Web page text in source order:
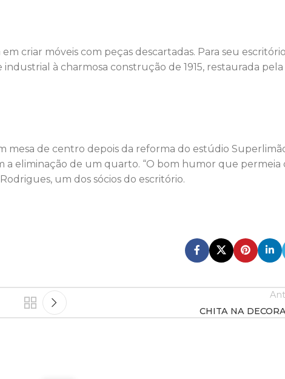
criar móveis com peças descartadas. Para seu
à charmosa construção de 1915, restaurada pela
mesa de centro depois da reforma do estúdio
a eliminação de um quarto. “O bom humor que permeia
um dos sócios do escritório.
CHITA NA